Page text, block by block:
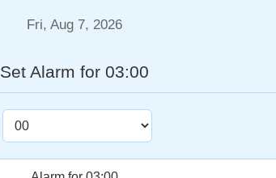
Fri, Aug 7, 2026
Set Alarm for 03:00